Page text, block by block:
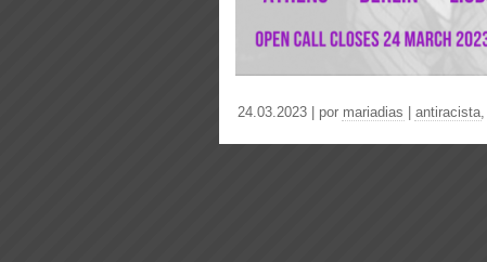
24.03.2023 | por mariadias antiracista,